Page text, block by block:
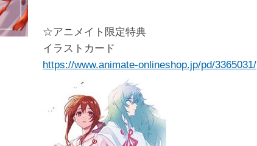
☆アニメイト限定特典
イラストカード
https://www.animate-onlineshop.jp/pd/3365031/